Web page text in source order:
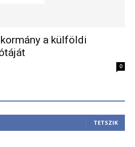
a külföldi
0
TETSZIK